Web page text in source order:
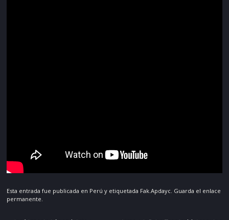
Esta entrada fue publicada en Perú y etiquetada Fak.Apdayc. Guarda el enlace
permanente